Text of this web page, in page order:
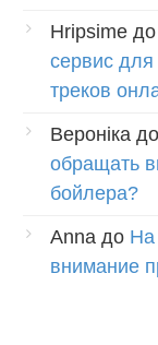
Hripsime до
сервис
треков
Вероніка до
обращать
бойлера?
Anna до На
внимание